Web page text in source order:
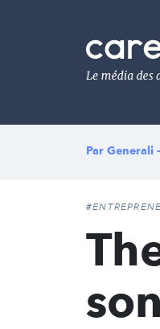
Le
média
de
Par Generali